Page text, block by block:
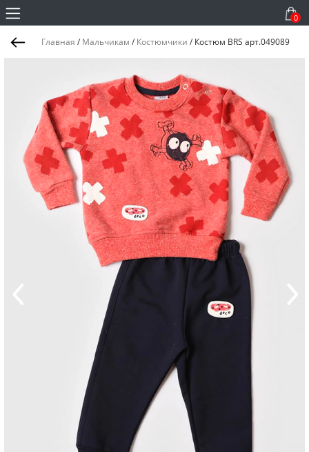
0
Главная / Мальчикам / Костюмчики / Костюм BRS арт.049089